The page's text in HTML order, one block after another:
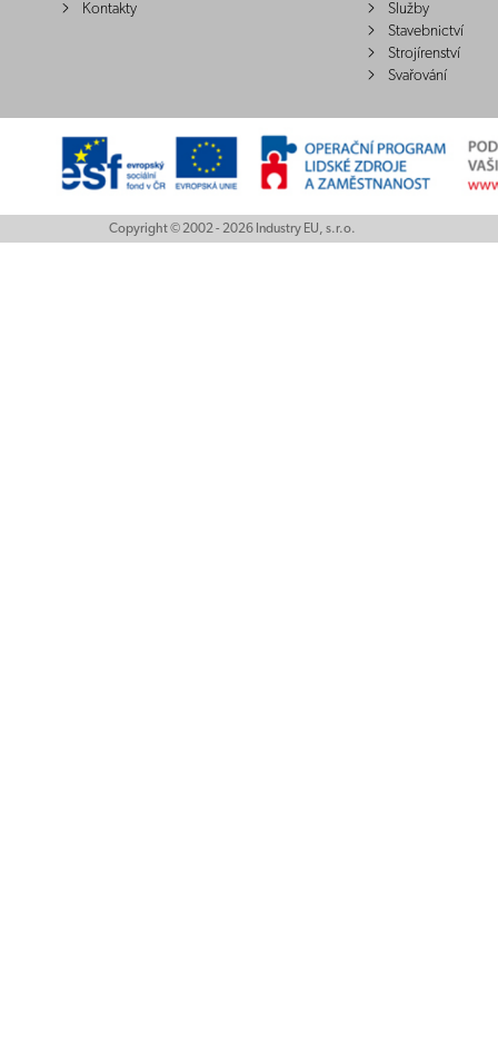
Kontakty
Služby
Stavebnictví
Strojírenství
Svařování
Copyright © 2002 - 2026 Industry EU, s.r.o.